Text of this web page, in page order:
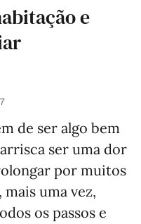
e
de ser algo bem
ser uma dor
por muitos
mais uma vez,
os passos e